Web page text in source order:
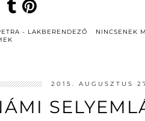
- LAKBERENDEZŐ
NINCSENEK
2015. AUGUSZTUS